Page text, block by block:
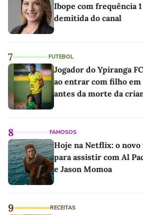
Ibope com frequência
demitida do canal
7 FUTEBOL
Jogador do Ypiranga
ao entrar com filho em
antes da morte da
8 FAMOSOS
Hoje na Netflix: o
para assistir com Al
e Jason Momoa
9 RECEITAS